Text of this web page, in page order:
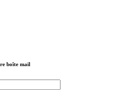
boîte mail